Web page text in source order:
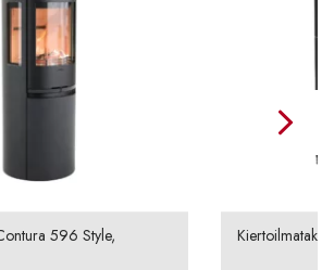
596 Style,